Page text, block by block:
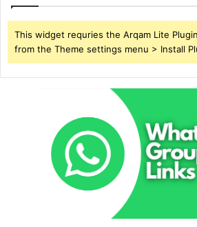
This widget requries the Arqam Lite
from the Theme settings menu > Install